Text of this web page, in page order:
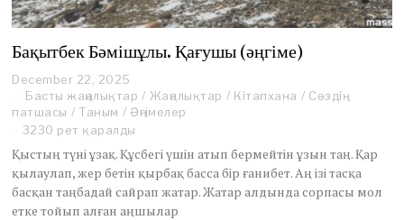
Бақытбек Бәмішұлы. Қағушы (әңгіме)
December 22, 2025
e
c
e
b
e
r
2
Басты жаңалықтар / Жаңалықтар / Кітапхана / Сөздің
патшасы / Таным / Әңгімелер
3230 рет қаралды
Қыстың түні ұзақ. Құсбегі үшін атып бермейтін ұзын таң. Қар
қылаулап, жер бетін қырбақ басса бір ғанибет. Аң ізі тасқа
басқан таңбадай сайрап жатар. Жатар алдында сорпасы мол
етке тойып алған аңшылар